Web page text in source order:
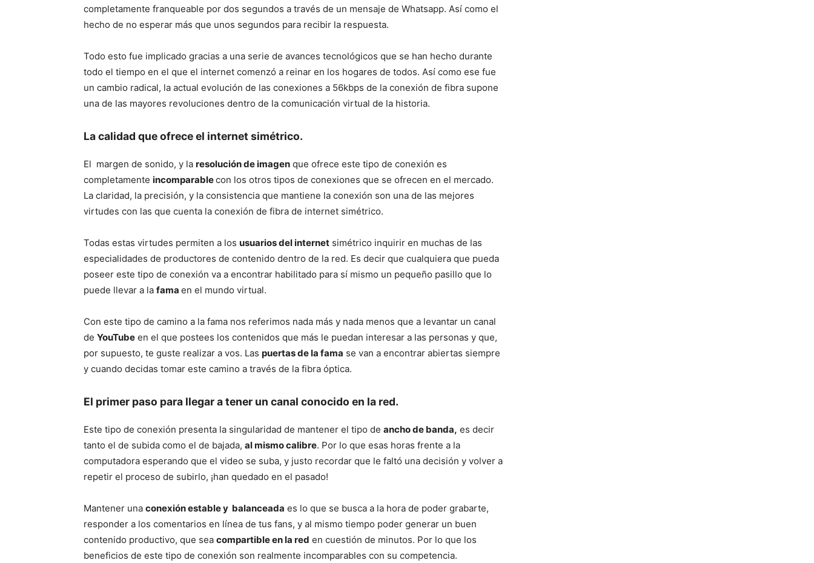
completamente franqueable por dos segundos a través de un mensaje de Whatsapp. Así como el
hecho de no esperar más que unos segundos para recibir la respuesta.
Todo esto fue implicado gracias a una serie de avances tecnológicos que se han hecho durante
todo el tiempo en el que el internet comenzó a reinar en los hogares de todos. Así como ese fue
un cambio radical, la actual evolución de las conexiones a 56kbps de la conexión de fibra supone
una de las mayores revoluciones dentro de la comunicación virtual de la historia.
La calidad que ofrece el internet simétrico.
El margen de sonido, y la resolución de imagen que ofrece este tipo de conexión es
completamente incomparablecon los otros tipos de conexiones que se ofrecen en el mercado.
La claridad, la precisión, y la consistencia que mantiene la conexión son una de las mejores
virtudes con las que cuenta la conexión de fibra de internet simétrico.
Todas estas virtudes permiten a los usuarios del internet simétrico inquirir en muchas de las
especialidades de productores de contenido dentro de la red. Es decir que cualquiera que pueda
poseer este tipo de conexión va a encontrar habilitado para sí mismo un pequeño pasillo que lo
puede llevar a la fama en el mundo virtual.
Con este tipo de camino a la fama nos referimos nada más y nada menos que a levantar un canal
de YouTube en el que postees los contenidos que más le puedan interesar a las personas y que,
por supuesto, te guste realizar a vos. Las puertas de la fama se van a encontrar abiertas siempre
y cuando decidas tomar este camino a través de la fibra óptica.
El primer paso para llegar a tener un canal conocido en la red.
Este tipo de conexión presenta la singularidad de mantener el tipo de ancho de banda, es decir
tanto el de subida como el de bajada, al mismo calibre. Por lo que esas horas frente a la
computadora esperando que el video se suba, y justo recordar que le faltó una decisión y volver a
repetir el proceso de subirlo, ¡han quedado en el pasado!
Mantener una conexión estable y balanceada es lo que se busca a la hora de poder grabarte,
responder a los comentarios en línea de tus fans, y al mismo tiempo poder generar un buen
contenido productivo, que sea compartible en la red en cuestión de minutos. Por lo que los
beneficios de este tipo de conexión son realmente incomparables con su competencia.